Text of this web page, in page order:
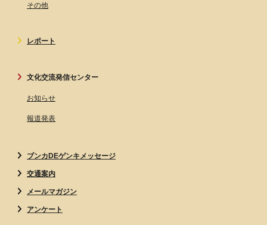
その他
レポート
文化交流発信センター
お知らせ
報道発表
ブンカDEゲンキメッセージ
交通案内
メールマガジン
アンケート